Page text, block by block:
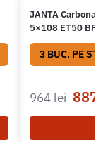
JANTA
5×108 ET50
3 BUC. PE
964lei